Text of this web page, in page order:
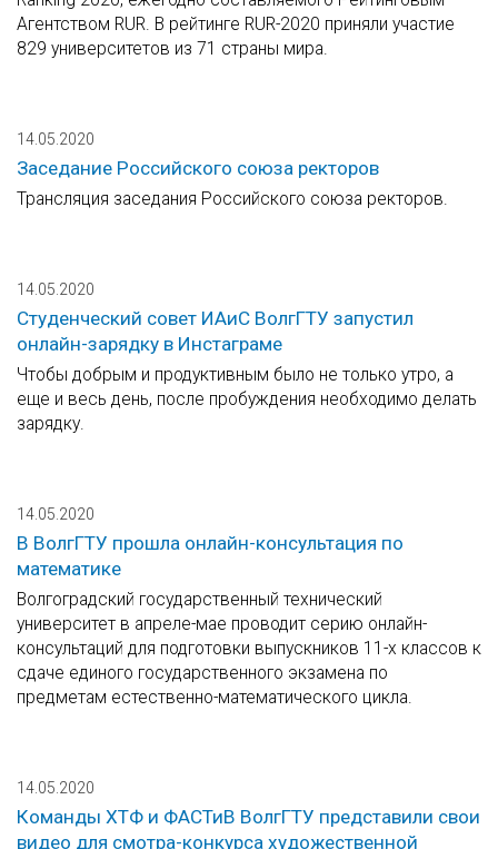
Агентством RUR. В рейтинге RUR-2020 приняли участие
829 университетов из 71 страны мира.
14.05.2020
Заседание Российского союза ректоров
Трансляция заседания Российского союза ректоров.
14.05.2020
Студенческий совет ИАиС ВолгГТУ запустил
онлайн-зарядку в Инстаграме
Чтобы добрым и продуктивным было не только утро, а
еще и весь день, после пробуждения необходимо делать
зарядку.
14.05.2020
В ВолгГТУ прошла онлайн-консультация по
математике
Волгоградский государственный технический
университет в апреле-мае проводит серию онлайн-
консультаций для подготовки выпускников 11-х классов к
сдаче единого государственного экзамена по
предметам естественно-математического цикла.
14.05.2020
Команды ХТФ и ФАСТиВ ВолгГТУ представили свои
видео для смотра-конкурса художественной